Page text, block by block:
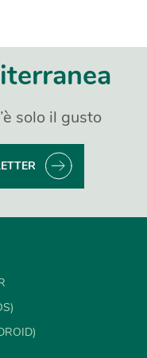
solo il gusto